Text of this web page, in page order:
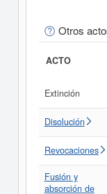
Otros
ACTO
Extinción
Disolución
Revocaciones
Fusión y
absorción de